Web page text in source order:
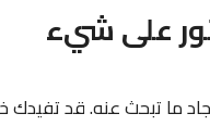
على شيء
ما تبحث عنه. قد تفيدك